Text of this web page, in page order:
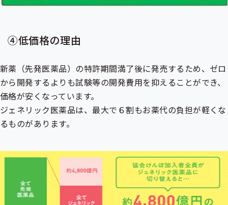
④低価格の理由
新薬（先発医薬品）の特許期間満了後に発売するため、ゼロ
から開発するよりも試験等の開発費用を抑えることができ、
価格が安くなっています。
ジェネリック医薬品は、最大で６割もお薬代の負担が軽くな
るものがあります。